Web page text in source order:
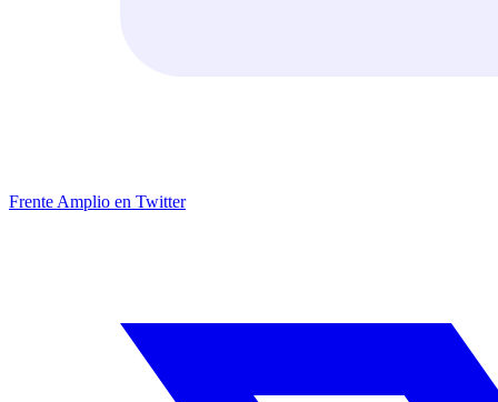
Frente Amplio en Twitter